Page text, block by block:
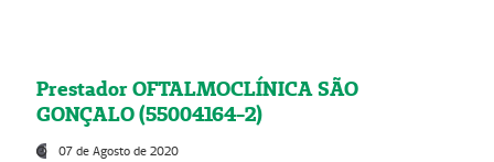
Prestador OFTALMOCLÍNICA SÃO
GONÇALO (55004164-2)
07 de Agosto de 2020